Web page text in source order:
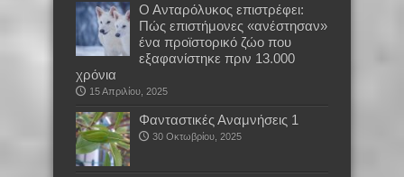
Ο Ανταρόλυκος επιστρέφει:
Πώς επιστήμονες «ανέστησαν»
ένα προϊστορικό ζώο που
εξαφανίστηκε πριν 13.000
χρόνια
15 Απριλίου, 2025
Φανταστικές Αναμνήσεις 1
30 Οκτωβρίου, 2025